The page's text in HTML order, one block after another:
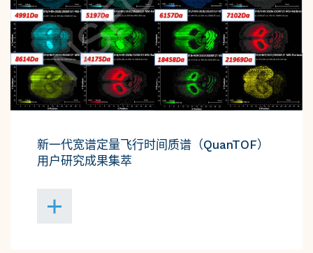
新一代宽谱定量飞行时间质谱（QuanTOF）
用户研究成果集萃